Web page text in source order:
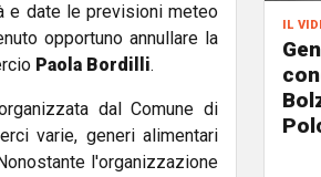
e date le previsioni meteo
opportuno annullare la
Paola Bordilli.
dal Comune di
varie, generi alimentari
Nonostante l'organizzazione
il